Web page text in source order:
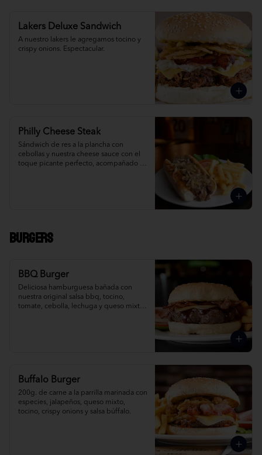
Lakers Deluxe Sandwich
A nuestro lakers le agregamos tocino y
crispy onions. Espectacular.
Philly Cheese Steak
Sándwich de res a la plancha con
cebollas y nuestra cheese sauce con el
toque picante perfecto, acompañado
Burgers
BBQ Burger
Deliciosa hamburguesa bañada con
nuestra original salsa bbq, tocino,
tomate, cebolla, lechuga y queso mixto,
Buffalo Burger
200g. de carne a la parrilla marinada con
especies, jalapeños, queso mixto,
tocino, crispy onions y salsa búffalo.